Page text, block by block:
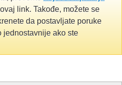
link. Takođe, možete se
da postavljate poruke
jednostavnije ako ste